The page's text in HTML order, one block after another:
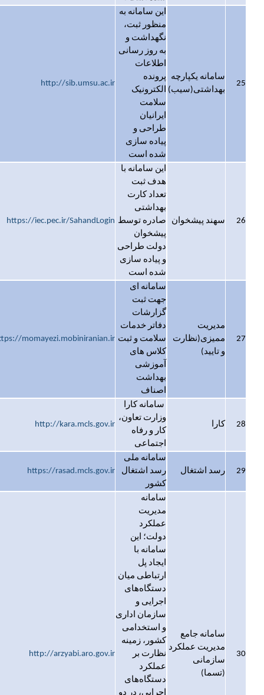
25
سامانه یکپارچه
بهداشتی(سیب)
این سامانه به
منظور ثبت،
نگهداشت و
به روز رسانی
اطلاعات
پرونده
الکترونیک
سلامت
ایرانیان
طراحی و
پیاده سازی
شده است
http://sib.umsu.ac.ir
26 سهند پیشخوان
این سامانه با
هدف ثبت
تعداد کارت
بهداشتی
صادره توسط
پیشخوان
دولت طراحی
و پیاده سازی
شده است
https://iec.pec.ir/SahandLogin
27
مدیریت
ممیزی(نظارت
و تایید)
سامانه ای
جهت ثبت
گزارشات
دفاتر خدمات
سلامت و ثبت
کلاس های
آموزشی
بهداشت
اصناف
momayezi.mobiniranian.ir
28 کارا
سامانه کارا
وزارت تعاون،
کار و رفاه
اجتماعی
http://kara.mcls.gov.ir
29 رسد اشتغال
سامانه ملی
رسد اشتغال
کشور
https://rasad.mcls.gov.ir
30
سامانه جامع
مدیریت عملکرد
سازمانی
(تسما)
سامانه
مدیریت
عملکرد
دولت؛ این
سامانه با
ایجاد پل
ارتباطی میان
دستگاه‌های
اجرایی و
سازمان اداری
و استخدامی
کشور، زمینه
نظارت بر
عملکرد
دستگاه‌های
اجرایی، در دو
http://arzyabi.aro.gov.ir